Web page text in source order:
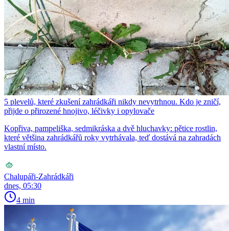
5 plevelů, které zkušení zahrádkáři nikdy nevytrhnou. Kdo je zničí,
přijde o přirozené hnojivo, léčivky i opylovače
Kopřiva, pampeliška, sedmikráska a dvě hluchavky: pětice rostlin,
které většina zahrádkářů roky vytrhávala, teď dostává na zahradách
vlastní místo.
Chalupáři-Zahrádkáři
dnes, 05:30
4 min